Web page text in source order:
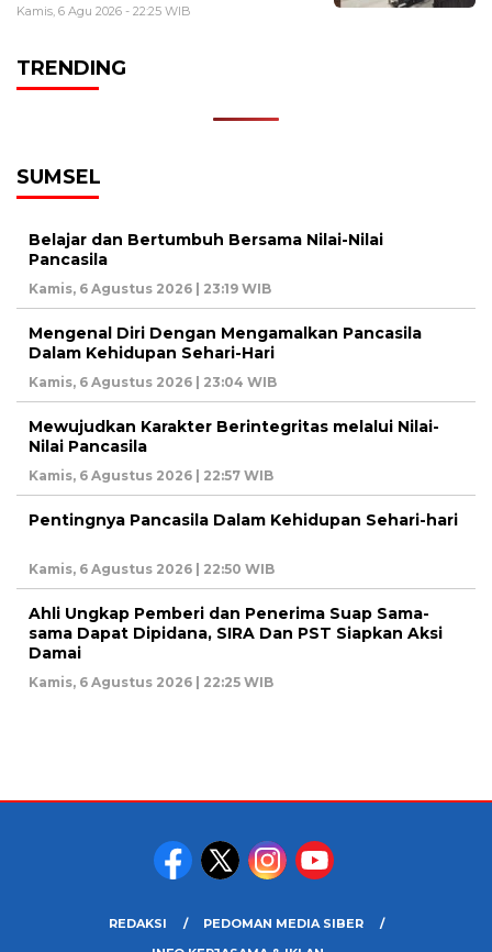
Kamis, 6 Agu 2026 - 22:25 WIB
TRENDING
SUMSEL
Belajar dan Bertumbuh Bersama Nilai-Nilai
Pancasila
Kamis, 6 Agustus 2026 | 23:19 WIB
Mengenal Diri Dengan Mengamalkan Pancasila
Dalam Kehidupan Sehari-Hari
Kamis, 6 Agustus 2026 | 23:04 WIB
Mewujudkan Karakter Berintegritas melalui Nilai-
Nilai Pancasila
Kamis, 6 Agustus 2026 | 22:57 WIB
Pentingnya Pancasila Dalam Kehidupan Sehari-hari
Kamis, 6 Agustus 2026 | 22:50 WIB
Ahli Ungkap Pemberi dan Penerima Suap Sama-
sama Dapat Dipidana, SIRA Dan PST Siapkan Aksi
Damai
Kamis, 6 Agustus 2026 | 22:25 WIB
REDAKSI
PEDOMAN MEDIA SIBER